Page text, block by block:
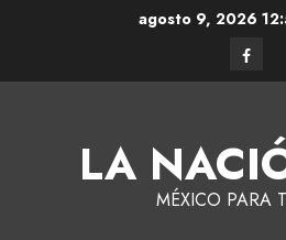
agosto 9, 2026
LA
MÉXICO PARA